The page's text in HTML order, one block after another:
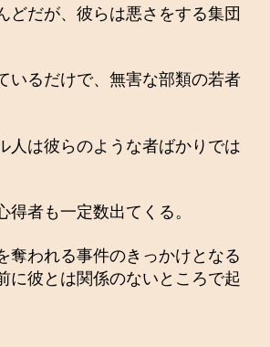
どだが、彼らは悪さをする集団
いるだけで、無害な部類の若者
人は彼らのような者ばかりでは
得者も一定数出てくる。
奪われる事件のきっかけとなる
に彼とは関係のないところで起